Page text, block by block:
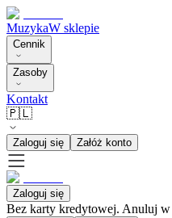
MuzykaW sklepie
Cennik
Zasoby
Kontakt
🇵🇱
Zaloguj się Załóż konto
Zaloguj się
Bez karty kredytowej. Anuluj